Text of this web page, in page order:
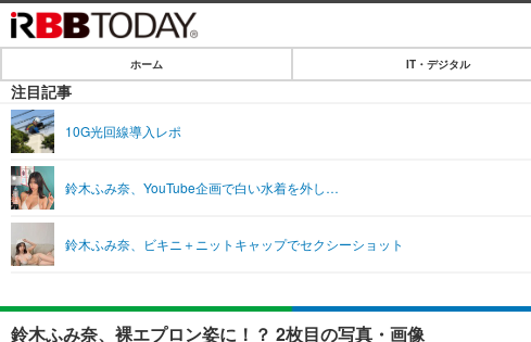
IT・デジタル
ショッピング
SPEED TEST
エンタメ
エンタメTOP
ライフ
ライフTOP
リリース一覧
ホーム IT・デジタル
注目記事
10G光回線導入レポ
鈴木ふみ奈、YouTube企画で白い水着を外し…
鈴木ふみ奈、ビキニ＋ニットキャップでセクシーショット
鈴木ふみ奈、裸エプロン姿に！？ 2枚目の写真・画像